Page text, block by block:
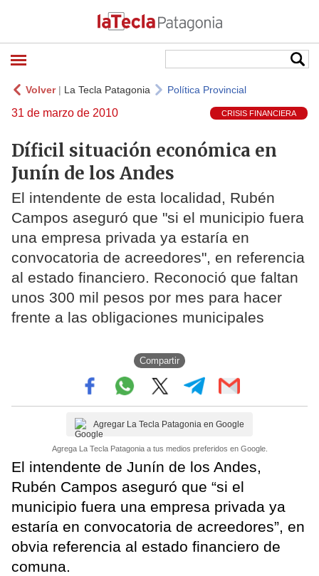
Volver| La Tecla Patagonia Política Provincial
31 de marzo de 2010 CRISIS FINANCIERA
Díficil situación económica en
Junín de los Andes
El intendente de esta localidad, Rubén
Campos aseguró que "si el municipio fuera
una empresa privada ya estaría en
convocatoria de acreedores", en referencia
al estado financiero. Reconoció que faltan
unos 300 mil pesos por mes para hacer
frente a las obligaciones municipales
Compartir
Agregar La Tecla Patagonia en Google
Agrega La Tecla Patagonia a tus medios preferidos en Google.
El intendente de Junín de los Andes,
Rubén Campos aseguró que “si el
municipio fuera una empresa privada ya
estaría en convocatoria de acreedores”, en
obvia referencia al estado financiero de
comuna.